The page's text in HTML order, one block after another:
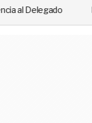
Escándalo en el